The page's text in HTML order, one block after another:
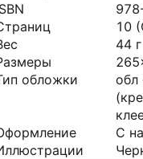
10
44 г
обложки
обл
С